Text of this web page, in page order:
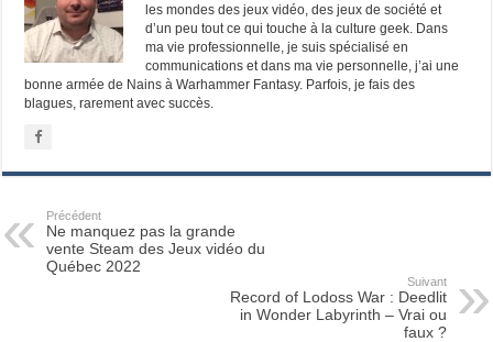
les mondes des jeux vidéo, des jeux de société et
d’un peu tout ce qui touche à la culture geek. Dans
ma vie professionnelle, je suis spécialisé en
communications et dans ma vie personnelle, j’ai une
bonne armée de Nains à Warhammer Fantasy. Parfois, je fais des
blagues, rarement avec succès.
Précédent
Ne manquez pas la grande
vente Steam des Jeux vidéo du
Québec 2022
Suivant
Record of Lodoss War : Deedlit
in Wonder Labyrinth – Vrai ou
faux ?